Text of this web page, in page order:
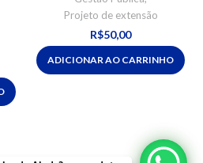
Projeto de extensão
R$50,00
ADICIONAR AO CARRINHO